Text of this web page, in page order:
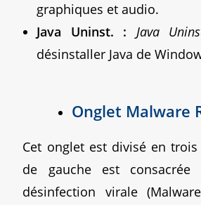
graphiques et audio.
Java Uninst. :
Java
désinstaller Java de
Onglet Malware
Cet onglet est divisé en
de gauche est
désinfection virale